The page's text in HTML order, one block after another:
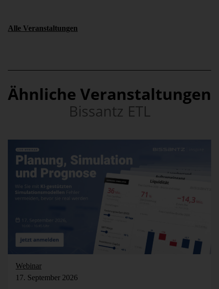
Alle Veranstaltungen
Ähnliche Veranstaltungen
Bissantz ETL
Webinar
17. September 2026